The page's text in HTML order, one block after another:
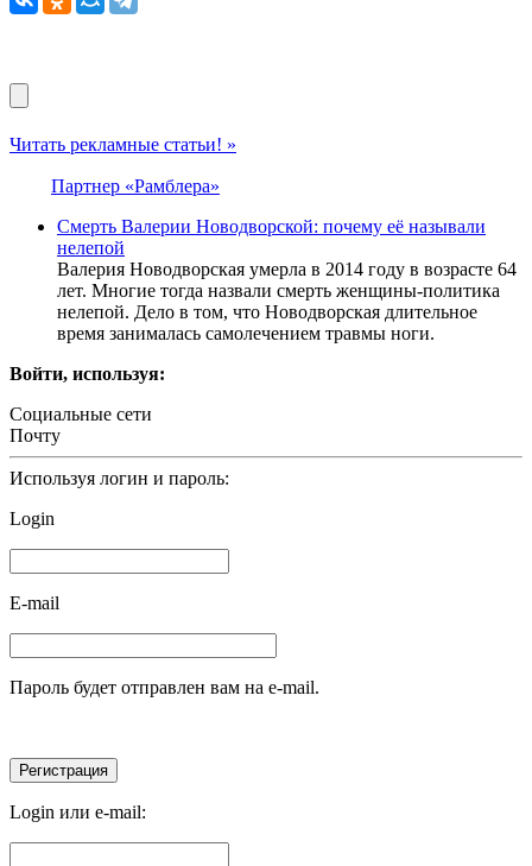
Читать рекламные статьи! »
Партнер «Рамблера»
Смерть Валерии Новодворской: почему её называли
нелепой
Валерия Новодворская умерла в 2014 году в возрасте 64
лет. Многие тогда назвали смерть женщины-политика
нелепой. Дело в том, что Новодворская длительное
время занималась самолечением травмы ноги.
Войти, используя:
Социальные сети
Почту
Используя логин и пароль:
Login
E-mail
Пароль будет отправлен вам на e-mail.
Login или e-mail: